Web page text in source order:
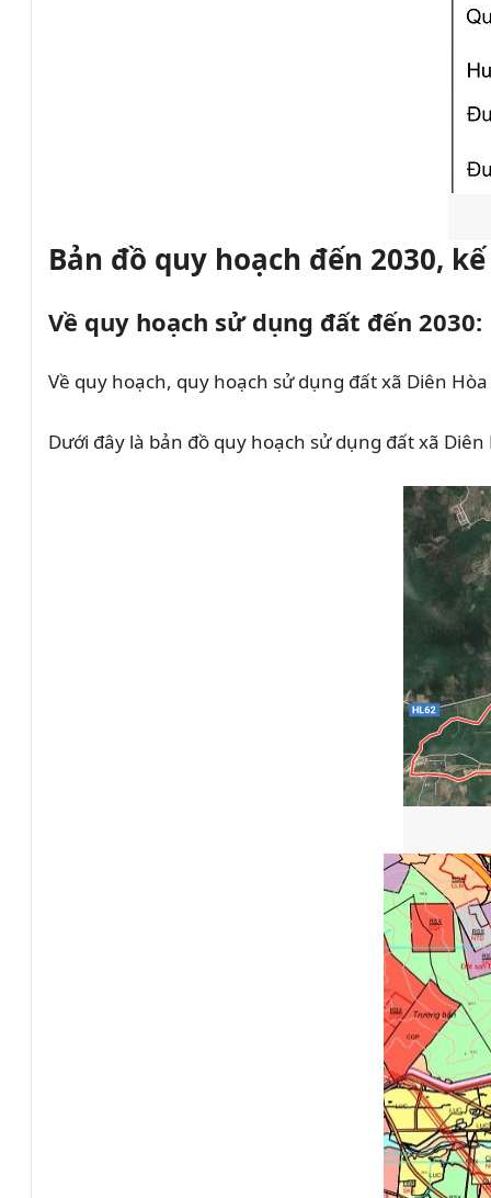
Bản đồ quy hoạch đến 2030,
Về quy hoạch sử dụng đất đến 2030:
Về quy hoạch, quy hoạch sử dụng đất xã Diên
Dưới đây là bản đồ quy hoạch sử dụng đất xã